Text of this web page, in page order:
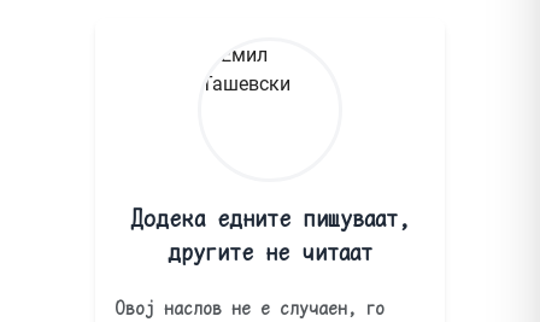
Додека едните пишуваат,
другите не читаат
Овој наслов не е случаен, го